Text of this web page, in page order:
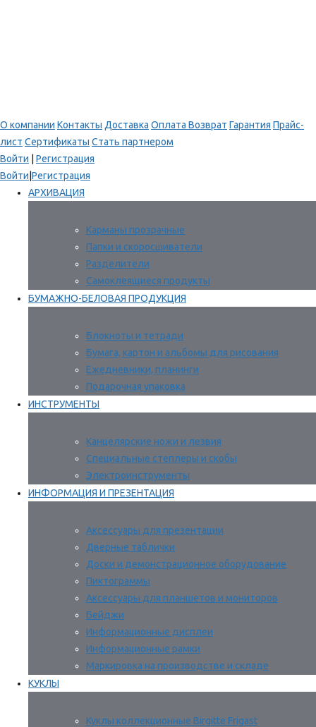
О компании Контакты Доставка Оплата Возврат Гарантия Прайс-
лист Сертификаты Стать партнером
Войти
Регистрация
Войти Регистрация
АРХИВАЦИЯ
Карманы прозрачные
Папки и скоросшиватели
Разделители
Самоклеящиеся продукты
БУМАЖНО-БЕЛОВАЯ ПРОДУКЦИЯ
Блокноты и тетради
Бумага, картон и альбомы для рисования
Ежедневники, планинги
Подарочная упаковка
ИНСТРУМЕНТЫ
Канцелярские ножи и лезвия
Специальные степлеры и скобы
Электроинструменты
ИНФОРМАЦИЯ И ПРЕЗЕНТАЦИЯ
Аксессуары для презентации
Дверные таблички
Доски и демонстрационное оборудование
Пиктограммы
Аксессуары для планшетов и мониторов
Бейджи
Информационные дисплеи
Информационные рамки
Маркировка на производстве и складе
КУКЛЫ
Куклы коллекционные Birgitte Frigast